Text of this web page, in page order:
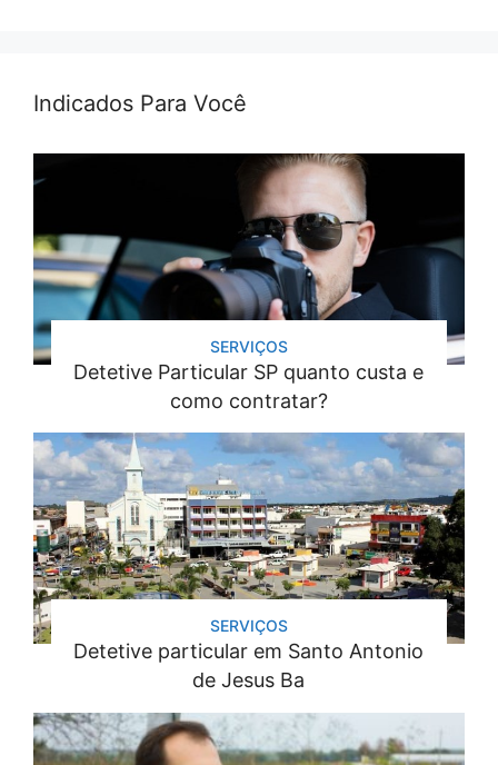
Indicados Para Você
SERVIÇOS
Detetive Particular SP quanto custa e
como contratar?
SERVIÇOS
Detetive particular em Santo Antonio
de Jesus Ba